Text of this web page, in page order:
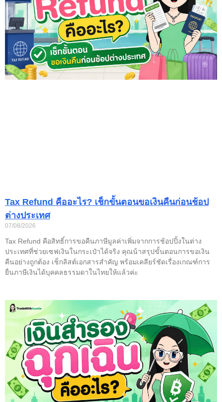
Tax Refund คืออะไร? เช็กขั้นตอนขอเงินคืนก่อนช้อป
ต่างประเทศ
07/08/2026
Tax Refund คือสิทธิ์การขอคืนภาษีมูลค่าเพิ่มจากการช้อปปิ้งในต่าง
ประเทศที่ช่วยเซฟเงินในกระเป๋าได้จริง คุณน้าสรุปขั้นตอนการขอเงิน
คืนอย่างถูกต้อง เช็กลิสต์เอกสารสำคัญ พร้อมเคลียร์ชัดเรื่องเกณฑ์การ
ยื่นภาษีเงินได้บุคคลธรรมดาในไทยให้แล้วค่ะ